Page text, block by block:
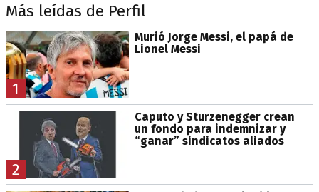
Más leídas de Perfil
1
Murió Jorge Messi, el papá de
Lionel Messi
2
Caputo y Sturzenegger crean
un fondo para indemnizar y
“ganar” sindicatos aliados